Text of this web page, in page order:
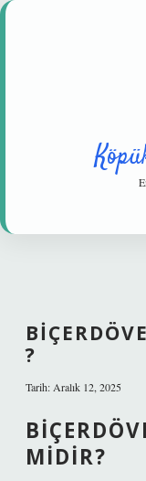
?
Tarih: Aralık 12, 2025
MIDIR?